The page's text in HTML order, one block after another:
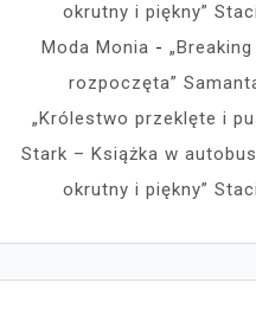
okrutny i piękny”
Moda Monia -
rozpoczęta”
„Królestwo przeklęte i
Stark – Książka w
okrutny i piękny”